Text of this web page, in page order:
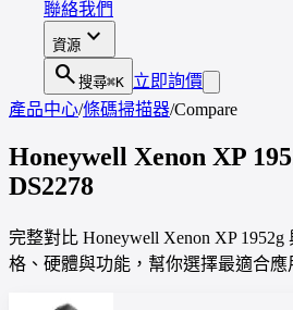
聯絡我們
資源 expand_more
search 搜尋⌘K 立即詢價
產品中心/條碼掃描器/Compare
Honeywell Xenon XP
DS2278
完整對比 Honeywell Xenon XP 1952g
格、硬體與功能，幫你選擇最適合應